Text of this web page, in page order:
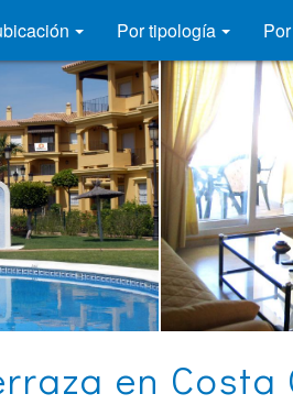
Por tipología
en Costa